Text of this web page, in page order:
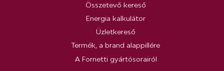
Összetevő kereső
Energia kalkulátor
Üzletkereső
Termék, a brand alappillére
A Fornetti gyártósorairól